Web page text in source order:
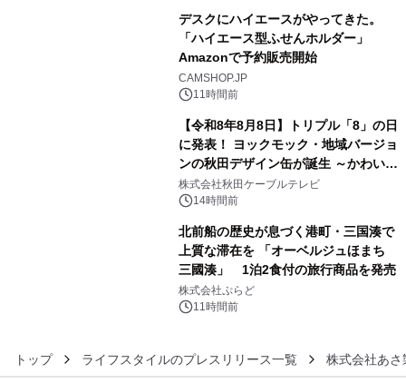
デスクにハイエースがやってきた。
「ハイエース型ふせんホルダー」
Amazonで予約販売開始
CAMSHOP.JP
11時間前
【令和8年8月8日】トリプル「8」の日
に発表！ ヨックモック・地域バージョ
ンの秋田デザイン缶が誕生 ～かわいい
秋田犬の子犬と秋田の四季と名所を巡
るパッケージ～ 9月1日(火)秋田県内で
株式会社秋田ケーブルテレビ
14時間前
北前船の歴史が息づく港町・三国湊で
上質な滞在を 「オーベルジュほまち
三國湊」 1泊2食付の旅行商品を発売
株式会社ぷらど
11時間前
トップ ライフスタイルのプレスリリース一覧 株式会社あさ